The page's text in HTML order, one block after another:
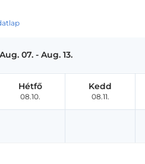
Aug. 07. - Aug. 13.
Hétfő
08.10.
Kedd
08.11.